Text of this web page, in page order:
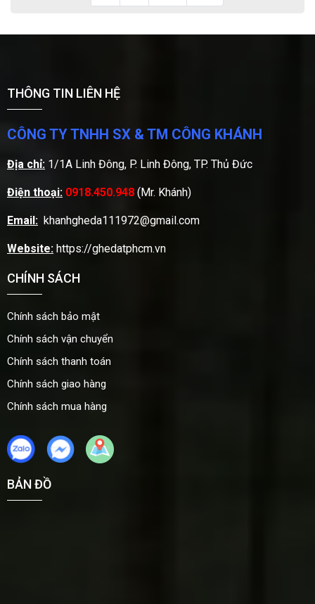
THÔNG TIN LIÊN HỆ
CÔNG TY TNHH SX & TM CÔNG KHÁNH
Địa chỉ: 1/1A Linh Đông, P. Linh Đông, TP. Thủ Đức
Điện thoại: 0918.450.948 (Mr. Khánh)
Email: khanhgheda111972@gmail.com
Website: https://ghedatphcm.vn
CHÍNH SÁCH
Chính sách bảo mật
Chính sách vận chuyển
Chính sách thanh toán
Chính sách giao hàng
Chính sách mua hàng
BẢN ĐỒ